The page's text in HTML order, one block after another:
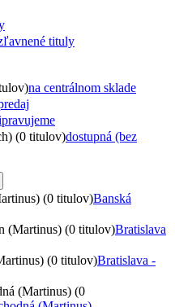
tituly
na centrálnom sklade
(0 titulov)dostupná (bez
(0 titulov)Banská
(Martinus) (0 titulov)Bratislava
(0 titulov)Bratislava -
(Martinus) (0